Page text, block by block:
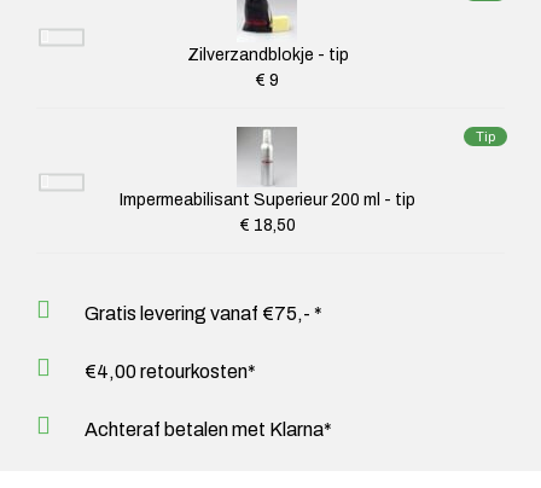
Zilverzandblokje - tip
€ 9
Tip
Impermeabilisant Superieur 200 ml - tip
€ 18,50
Gratis levering vanaf €75,- *
€4,00 retourkosten*
Achteraf betalen met Klarna*